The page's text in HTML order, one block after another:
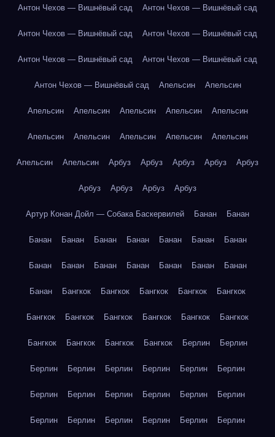
Антон Чехов — Вишнёвый сад Антон Чехов — Вишнёвый сад
Антон Чехов — Вишнёвый сад Антон Чехов — Вишнёвый сад
Антон Чехов — Вишнёвый сад Антон Чехов — Вишнёвый сад
Антон Чехов — Вишнёвый сад Апельсин Апельсин
Апельсин Апельсин Апельсин Апельсин Апельсин
Апельсин Апельсин Апельсин Апельсин Апельсин
Апельсин Апельсин Арбуз Арбуз Арбуз Арбуз Арбуз
Арбуз Арбуз Арбуз Арбуз
Артур Конан Дойл — Собака Баскервилей Банан Банан
Банан Банан Банан Банан Банан Банан Банан
Банан Банан Банан Банан Банан Банан Банан
Банан Бангкок Бангкок Бангкок Бангкок Бангкок
Бангкок Бангкок Бангкок Бангкок Бангкок Бангкок
Бангкок Бангкок Бангкок Бангкок Берлин Берлин
Берлин Берлин Берлин Берлин Берлин Берлин
Берлин Берлин Берлин Берлин Берлин Берлин
Берлин Берлин Берлин Берлин Берлин Берлин